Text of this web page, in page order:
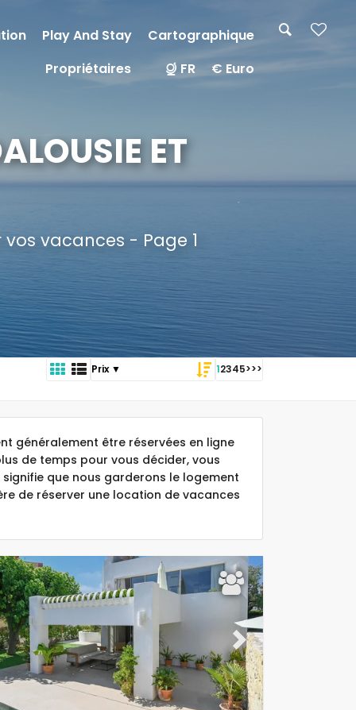
ET
vacances - Page 1
12345>>>
généralement être réservées en ligne
de temps pour vous décider, vous
que nous garderons le logement
de réserver une location de vacances
Next
Play And Stay
Cartographique
Propriétaires
FR € Euro